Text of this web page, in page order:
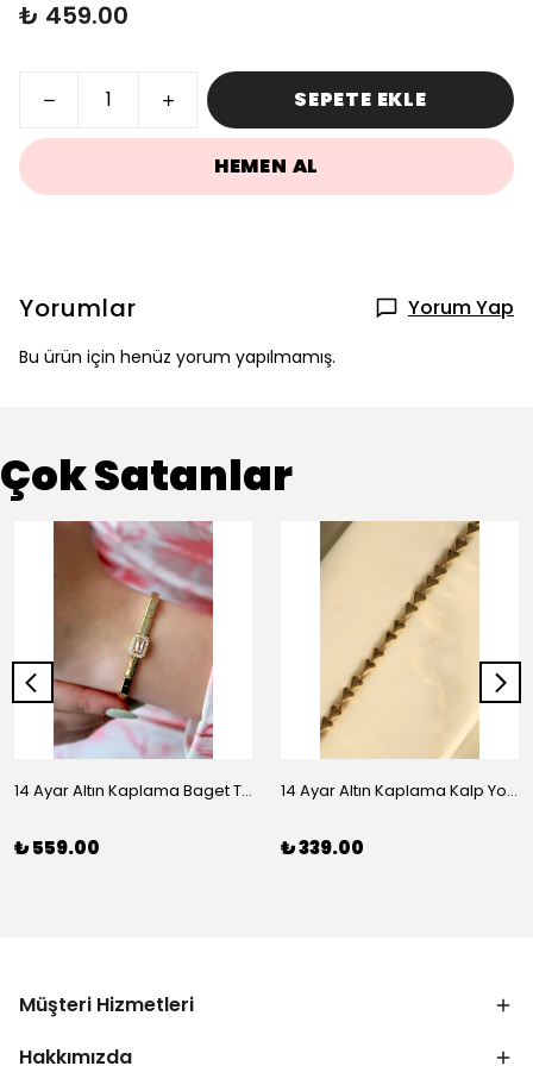
₺ 459.00
SEPETE EKLE
HEMEN AL
Yorumlar Yorum Yap
Bu ürün için henüz yorum yapılmamış.
Çok Satanlar
14 Ayar Altın Kaplama Baget Taşlı Vip Bileklik
₺ 559.00
14 Ayar Altın Kaplama Kalp Yolu Bileklik
₺ 339.00
Müşteri Hizmetleri
Hakkımızda